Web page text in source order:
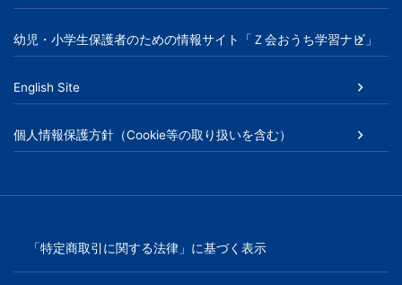
幼児・小学生保護者のための情報サイト「Ｚ会おうち学習ナビ」
English Site
個人情報保護方針（Cookie等の取り扱いを含む）
「特定商取引に関する法律」に基づく表示